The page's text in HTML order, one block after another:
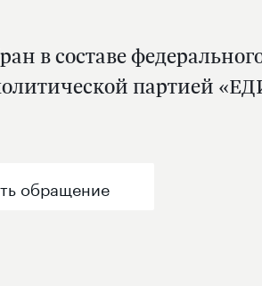
в составе
партией
обращение